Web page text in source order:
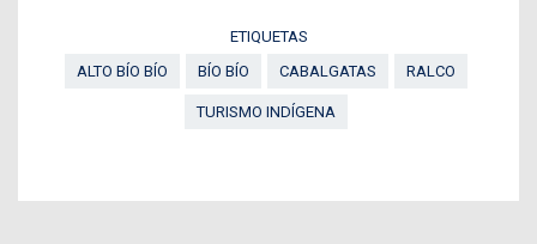
ETIQUETAS
ALTO BÍO BÍO
BÍO BÍO CABALGATAS RALCO
TURISMO INDÍGENA